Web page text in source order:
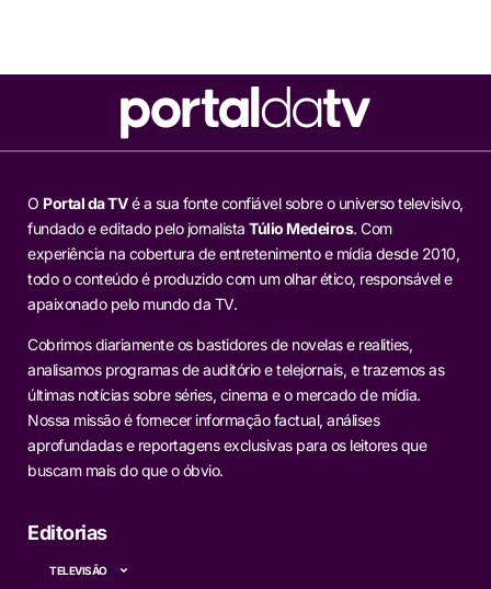
O Portal da TVé a sua fonte confiável sobre o universo televisivo,
fundado e editado pelo jornalista Túlio Medeiros. Com
experiência na cobertura de entretenimento e mídia desde 2010,
todo o conteúdo é produzido com um olhar ético, responsável e
apaixonado pelo mundo da TV.
Cobrimos diariamente os bastidores de novelas e realities,
analisamos programas de auditório e telejornais, e trazemos as
últimas notícias sobre séries, cinema e o mercado de mídia.
Nossa missão é fornecer informação factual, análises
aprofundadas e reportagens exclusivas para os leitores que
buscam mais do que o óbvio.
Editorias
TELEVISÃO